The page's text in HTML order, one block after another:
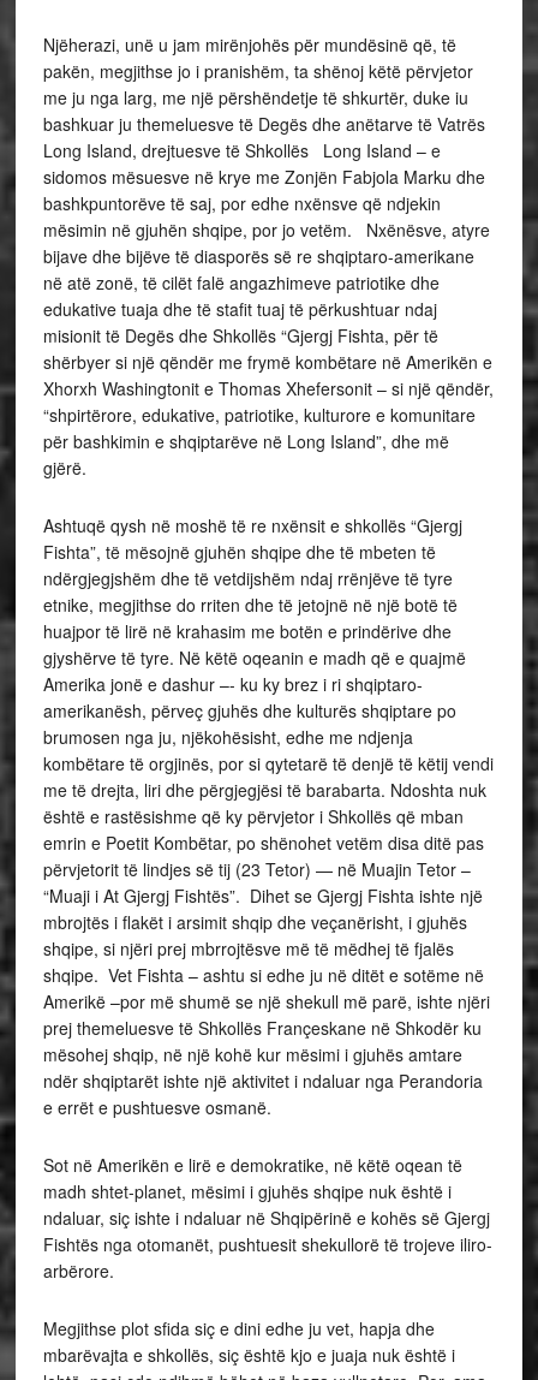
Njëherazi, unë u jam mirënjohës për mundësinë që, të
pakën, megjithse jo i pranishëm, ta shënoj këtë përvjetor
me ju nga larg, me një përshëndetje të shkurtër, duke iu
bashkuar ju themeluesve të Degës dhe anëtarve të Vatrës
Long Island, drejtuesve të Shkollës Long Island – e
sidomos mësuesve në krye me Zonjën Fabjola Marku dhe
bashkpuntorëve të saj, por edhe nxënsve që ndjekin
mësimin në gjuhën shqipe, por jo vetëm. Nxënësve, atyre
bijave dhe bijëve të diasporës së re shqiptaro-amerikane
në atë zonë, të cilët falë angazhimeve patriotike dhe
edukative tuaja dhe të stafit tuaj të përkushtuar ndaj
misionit të Degës dhe Shkollës “Gjergj Fishta, për të
shërbyer si një qëndër me frymë kombëtare në Amerikën e
Xhorxh Washingtonit e Thomas Xhefersonit – si një qëndër,
“shpirtërore, edukative, patriotike, kulturore e komunitare
për bashkimin e shqiptarëve në Long Island”, dhe më
gjërë.
Ashtuqë qysh në moshë të re nxënsit e shkollës “Gjergj
Fishta”, të mësojnë gjuhën shqipe dhe të mbeten të
ndërgjegjshëm dhe të vetdijshëm ndaj rrënjëve të tyre
etnike, megjithse do rriten dhe të jetojnë në një botë të
huajpor të lirë në krahasim me botën e prindërive dhe
gjyshërve të tyre. Në këtë oqeanin e madh që e quajmë
Amerika jonë e dashur –- ku ky brez i ri shqiptaro-
amerikanësh, përveç gjuhës dhe kulturës shqiptare po
brumosen nga ju, njëkohësisht, edhe me ndjenja
kombëtare të orgjinës, por si qytetarë të denjë të këtij vendi
me të drejta, liri dhe përgjegjësi të barabarta. Ndoshta nuk
është e rastësishme që ky përvjetor i Shkollës që mban
emrin e Poetit Kombëtar, po shënohet vetëm disa ditë pas
përvjetorit të lindjes së tij (23 Tetor) — në Muajin Tetor –
“Muaji i At Gjergj Fishtës”. Dihet se Gjergj Fishta ishte një
mbrojtës i flakët i arsimit shqip dhe veçanërisht, i gjuhës
shqipe, si njëri prej mbrrojtësve më të mëdhej të fjalës
shqipe. Vet Fishta – ashtu si edhe ju në ditët e sotëme në
Amerikë –por më shumë se një shekull më parë, ishte njëri
prej themeluesve të Shkollës Françeskane në Shkodër ku
mësohej shqip, në një kohë kur mësimi i gjuhës amtare
ndër shqiptarët ishte një aktivitet i ndaluar nga Perandoria
e errët e pushtuesve osmanë.
Sot në Amerikën e lirë e demokratike, në këtë oqean të
madh shtet-planet, mësimi i gjuhës shqipe nuk është i
ndaluar, siç ishte i ndaluar në Shqipërinë e kohës së Gjergj
Fishtës nga otomanët, pushtuesit shekullorë të trojeve iliro-
arbërore.
Megjithse plot sfida siç e dini edhe ju vet, hapja dhe
mbarëvajta e shkollës, siç është kjo e juaja nuk është i